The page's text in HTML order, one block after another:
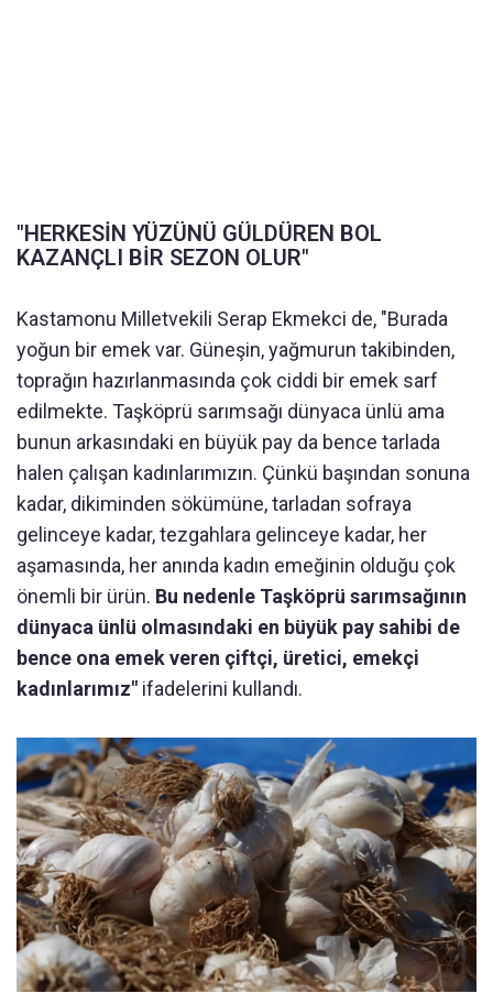
"HERKESİN YÜZÜNÜ GÜLDÜREN BOL
KAZANÇLI BİR SEZON OLUR"
Kastamonu Milletvekili Serap Ekmekci de, "Burada
yoğun bir emek var. Güneşin, yağmurun takibinden,
toprağın hazırlanmasında çok ciddi bir emek sarf
edilmekte. Taşköprü sarımsağı dünyaca ünlü ama
bunun arkasındaki en büyük pay da bence tarlada
halen çalışan kadınlarımızın. Çünkü başından sonuna
kadar, dikiminden sökümüne, tarladan sofraya
gelinceye kadar, tezgahlara gelinceye kadar, her
aşamasında, her anında kadın emeğinin olduğu çok
önemli bir ürün. Bu nedenle Taşköprü sarımsağının
dünyaca ünlü olmasındaki en büyük pay sahibi de
bence ona emek veren çiftçi, üretici, emekçi
kadınlarımız" ifadelerini kullandı.